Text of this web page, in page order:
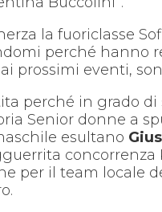
la fuoriclasse
perché hanno
prossimi eventi,
perché in grado di
Senior donne a
esultano
per il team locale